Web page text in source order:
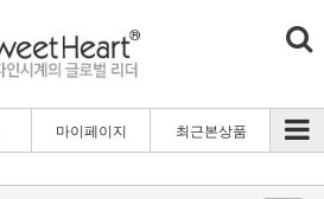
마이페이지
최근본상품